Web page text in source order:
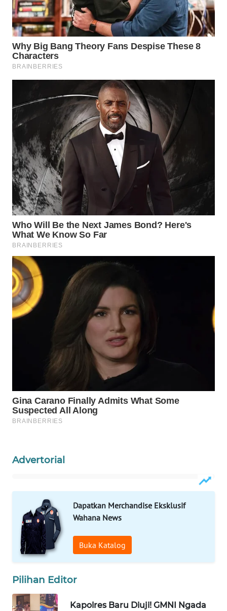
Advertorial
Dapatkan Merchandise Eksklusif
Wahana News
Buka Katalog
Pilihan Editor
Kapolres Baru Diuji! GMNI Ngada
SPORT
WAHANA
UMKM
WAHANA
SELEB
WAHANA
PERSONA
WAHANA
OTOMOTIF
WAHANA
HEALTH
WAHANA
DESA
WISATA
LAPAK
WAHANA
Wahana
Network
KELISTRIKAN
WALINKI
MAWAKA
ID
MARTABAT
NET
PLN
WATCH
LPKKI